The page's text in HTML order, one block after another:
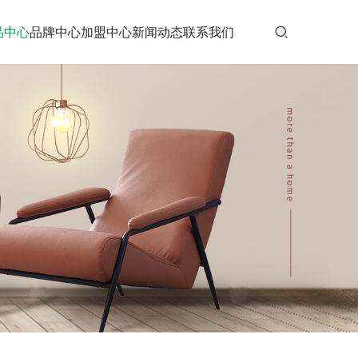
中心品牌中心加盟中心新闻动态联系我们